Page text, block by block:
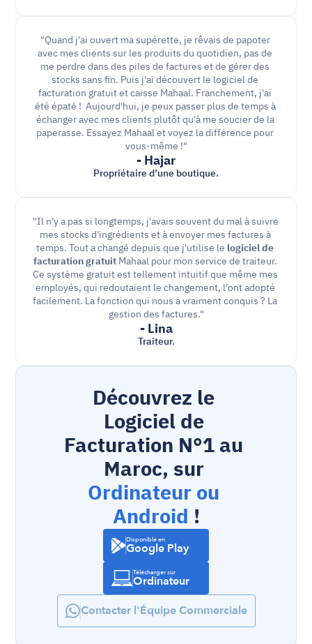
"Quand j'ai ouvert ma supérette, je rêvais de papoter
avec mes clients sur les produits du quotidien, pas de
me perdre dans des piles de factures et de gérer des
stocks sans fin. Puis j'ai découvert le logiciel de
facturation gratuit et caisse Mahaal. Franchement, j'ai
été épaté !  Aujourd'hui, je peux passer plus de temps à
échanger avec mes clients plutôt qu'à me soucier de la
paperasse. Essayez Mahaal et voyez la différence pour
vous-même !"
- Hajar
Propriétaire d’une boutique.
"Il n'y a pas si longtemps, j'avais souvent du mal à suivre
mes stocks d'ingrédients et à envoyer mes factures à
temps. Tout a changé depuis que j'utilise le logiciel de
facturation gratuit Mahaal pour mon service de traiteur.
Ce système gratuit est tellement intuitif que même mes
employés, qui redoutaient le changement, l'ont adopté
facilement. La fonction qui nous a vraiment conquis ? La
gestion des factures."
- Lina
Traiteur.
Découvrez le
Logiciel de
Facturation N°1 au
Ordinateur ou
Android !
Disponible en
Google Play
Télécharger sur
Ordinateur
Contacter l'Équipe Commerciale